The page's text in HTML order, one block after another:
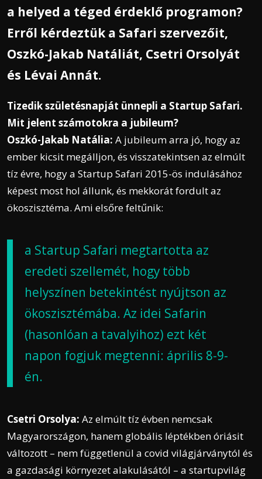
a helyed a téged érdeklő programon?
Erről kérdeztük a Safari szervezőit,
Oszkó-Jakab Natáliát, Csetri Orsolyát
és Lévai Annát.
Tizedik születésnapját ünnepli a Startup Safari.
Mit jelent számotokra a jubileum?
Oszkó-Jakab Natália: A jubileum arra jó, hogy az
ember kicsit megálljon, és visszatekintsen az elmúlt
tíz évre, hogy a Startup Safari 2015-ös indulásához
képest most hol állunk, és mekkorát fordult az
ökoszisztéma. Ami elsőre feltűnik:
a Startup Safari megtartotta az
eredeti szellemét, hogy több
helyszínen betekintést nyújtson az
ökoszisztémába. Az idei Safarin
(hasonlóan a tavalyihoz) ezt két
napon fogjuk megtenni: április 8-9-
én.
Csetri Orsolya: Az elmúlt tíz évben nemcsak
Magyarországon, hanem globális léptékben óriásit
változott – nem függetlenül a covid világjárványtól és
a gazdasági környezet alakulásától – a startupvilág